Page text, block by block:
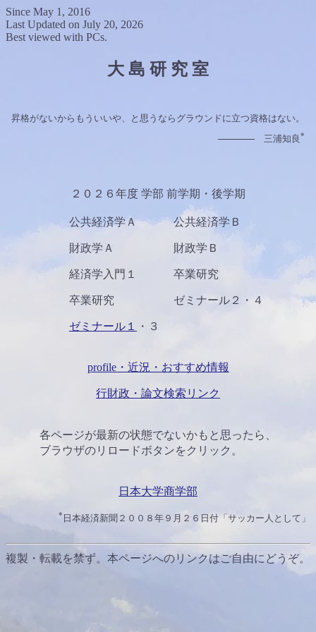
Since May 1, 2016
Last Updated on July 20, 2026
Best viewed with PCs.
大 島 研 究 室
昇格がないからもういいや、と思うならグラウンドに立つ資格はない。
三浦知良*
２０２６年度 学部 前学期・後学期
公共経済学Ａ
財政学Ａ
経済学入門１
卒業研究
ゼミナール１ ・３
公共経済学Ｂ
財政学Ｂ
卒業研究
ゼミナール２・４
profile・近況・おすすめ情報
行財政・論文検索リンク
各ページが最新の状態でないかもと思ったら、
ブラウザのリロードボタンをクリック。
日本大学商学部
* 日本経済新聞２００８年９月２６日付「サッカー人として」
複製・転載を禁ず。本ページへのリンクはご自由にどうぞ。